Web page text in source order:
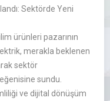
Sektörde Yeni
ürünleri pazarının
merakla beklenen
sektör
sundu.
ve dijital dönüşüm